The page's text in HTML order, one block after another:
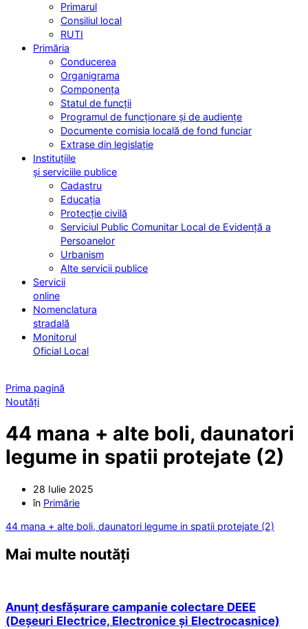
Primarul
Consiliul local
RUTI
Primăria
Conducerea
Organigrama
Componența
Statul de funcții
Programul de funcționare și de audiențe
Documente comisia locală de fond funciar
Extrase din legislație
Instituțiile
și serviciile publice
Cadastru
Educația
Protecție civilă
Serviciul Public Comunitar Local de Evidență a
Persoanelor
Urbanism
Alte servicii publice
Servicii
online
Nomenclatura
stradală
Monitorul
Oficial Local
Prima pagină
Noutăți
44 mana + alte boli, daunatori
legume in spatii protejate (2)
28 Iulie 2025
în Primărie
44 mana + alte boli, daunatori legume in spatii protejate (2)
Mai multe noutăți
Anunț desfășurare campanie colectare DEEE
(Deșeuri Electrice, Electronice și Electrocasnice)